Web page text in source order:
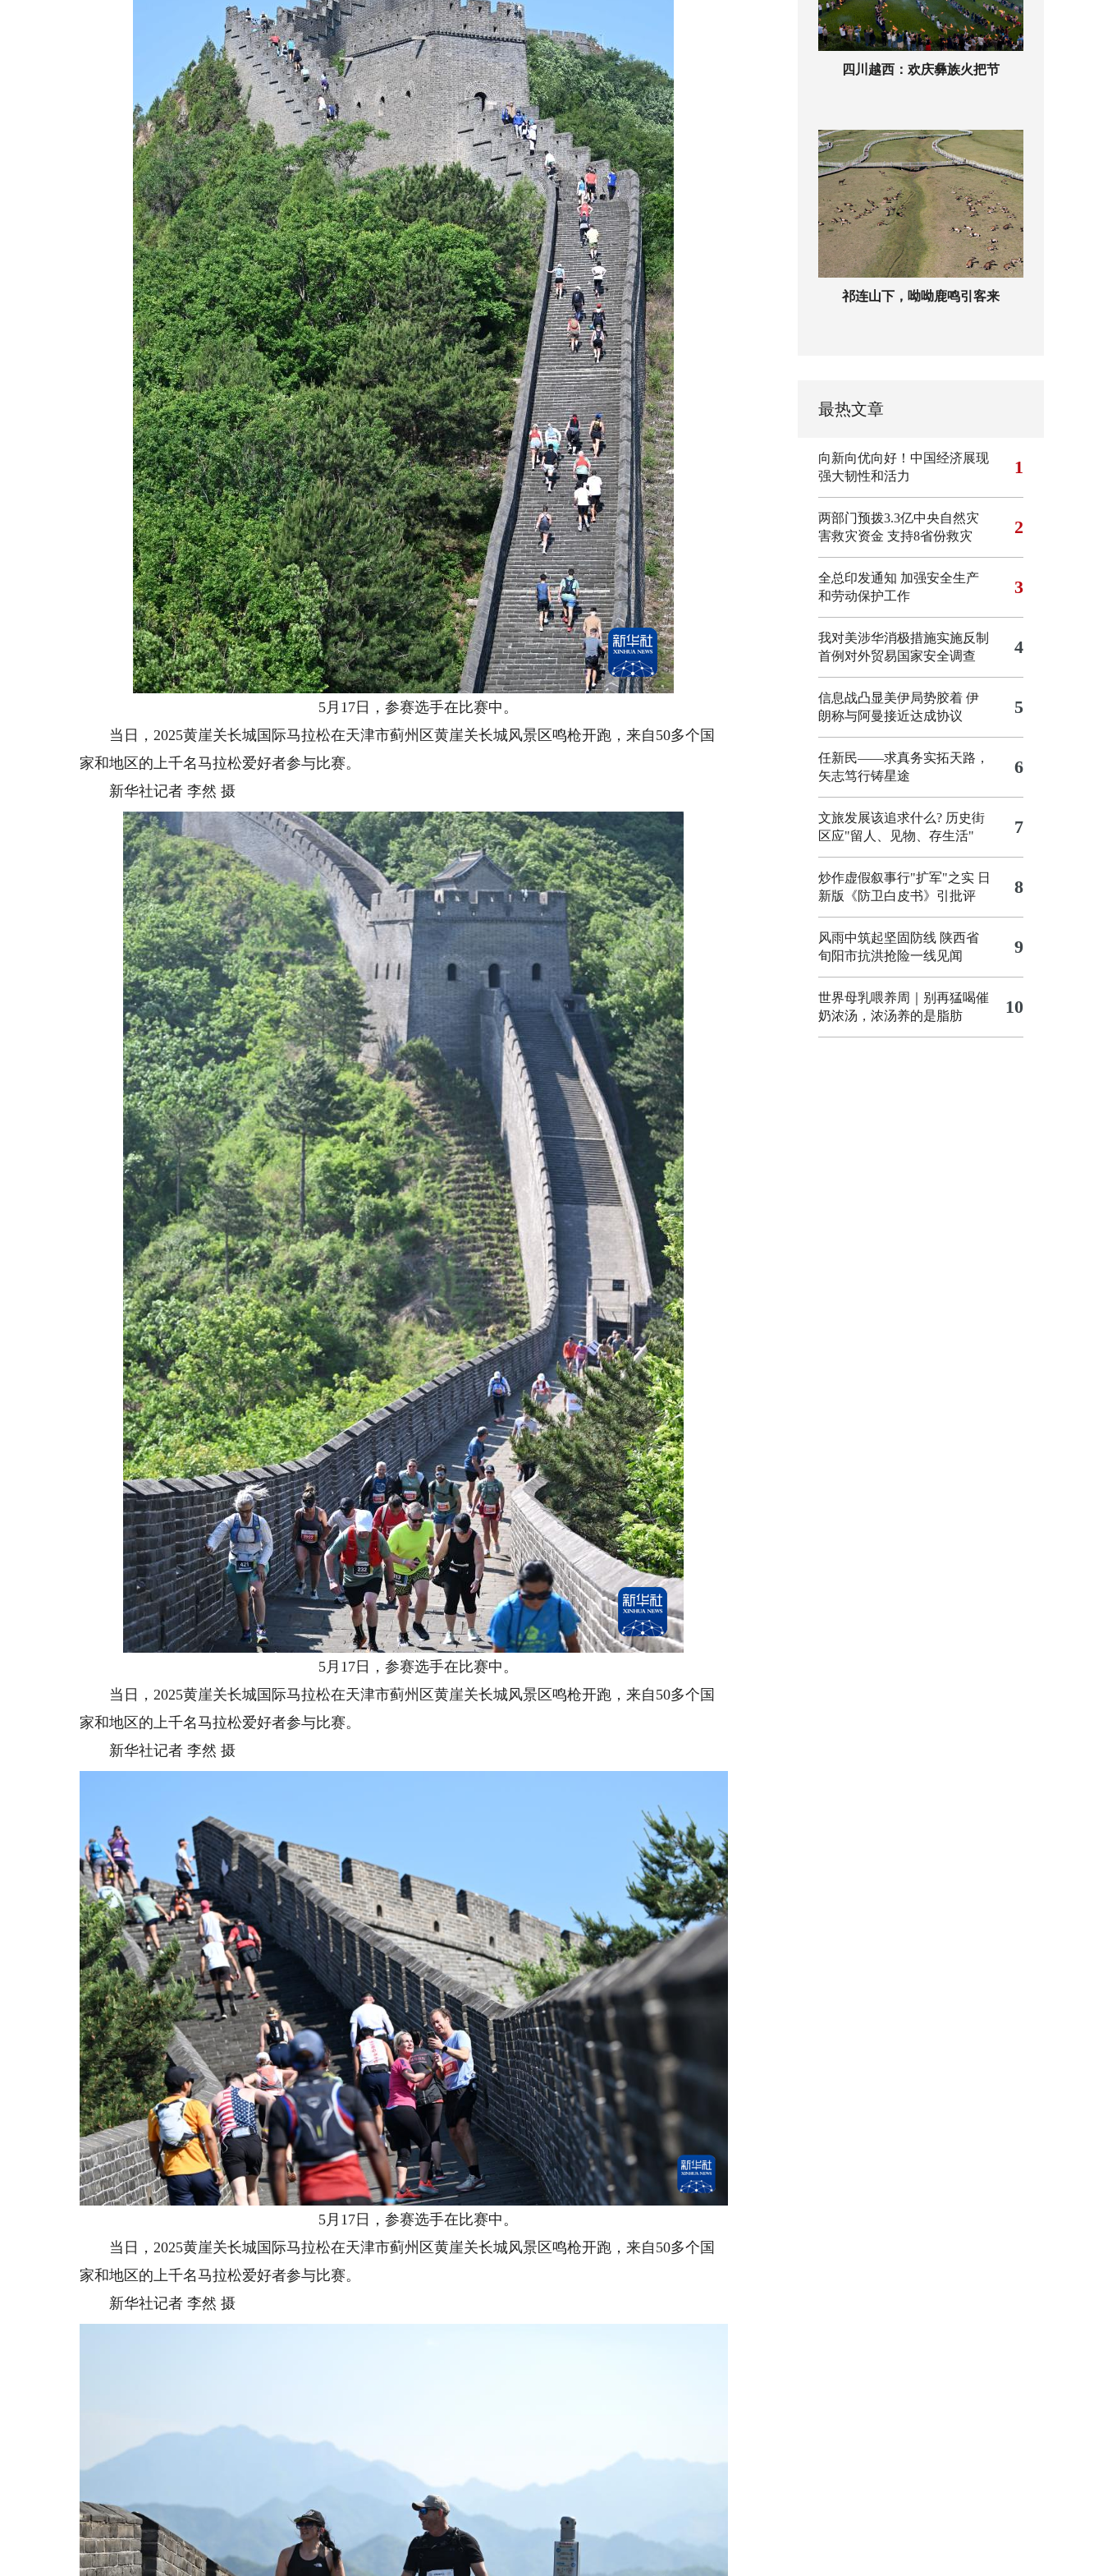
5月17日，参赛选手在比赛中。
当日，2025黄崖关长城国际马拉松在天津市蓟州区黄崖关长城风景区鸣枪开跑，来自50多个国
家和地区的上千名马拉松爱好者参与比赛。
新华社记者 李然 摄
5月17日，参赛选手在比赛中。
当日，2025黄崖关长城国际马拉松在天津市蓟州区黄崖关长城风景区鸣枪开跑，来自50多个国
家和地区的上千名马拉松爱好者参与比赛。
新华社记者 李然 摄
5月17日，参赛选手在比赛中。
当日，2025黄崖关长城国际马拉松在天津市蓟州区黄崖关长城风景区鸣枪开跑，来自50多个国
家和地区的上千名马拉松爱好者参与比赛。
新华社记者 李然 摄
四川越西：欢庆彝族火把节
祁连山下，呦呦鹿鸣引客来
最热文章
向新向优向好！中国经济展现
强大韧性和活力
1
两部门预拨3.3亿中央自然灾
害救灾资金 支持8省份救灾
2
全总印发通知 加强安全生产
和劳动保护工作
3
我对美涉华消极措施实施反制
首例对外贸易国家安全调查
4
信息战凸显美伊局势胶着 伊
朗称与阿曼接近达成协议
5
任新民——求真务实拓天路，
矢志笃行铸星途
6
文旅发展该追求什么? 历史街
区应"留人、见物、存生活"
7
炒作虚假叙事行"扩军"之实 日
新版《防卫白皮书》引批评
8
风雨中筑起坚固防线 陕西省
旬阳市抗洪抢险一线见闻
9
世界母乳喂养周｜别再猛喝催
奶浓汤，浓汤养的是脂肪
10